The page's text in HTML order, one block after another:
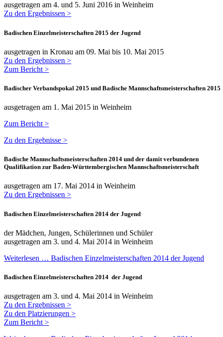
ausgetragen am 4. und 5. Juni 2016 in Weinheim
Zu den Ergebnissen >
Badischen Einzelmeisterschaften 2015 der Jugend
ausgetragen in Kronau am 09. Mai bis 10. Mai 2015
Zu den Ergebnissen >
Zum Bericht >
Badischer Verbandspokal 2015 und Badische Mannschaftsmeisterschaften 2015
ausgetragen am 1. Mai 2015 in Weinheim
Zum Bericht >
Zu den Ergebnisse >
Badische Mannschaftsmeisterschaften 2014 und der damit verbundenen
Qualifikation zur Baden-Württembergischen Mannschaftsmeisterschaft
ausgetragen am 17. Mai 2014 in Weinheim
Zu den Ergebnissen >
Badischen Einzelmeisterschaften 2014 der Jugend
der Mädchen, Jungen, Schülerinnen und Schüler
ausgetragen am 3. und 4. Mai 2014 in Weinheim
Weiterlesen … Badischen Einzelmeisterschaften 2014 der Jugend
Badischen Einzelmeisterschaften 2014 der Jugend
ausgetragen am 3. und 4. Mai 2014 in Weinheim
Zu den Ergebnissen >
Zu den Platzierungen >
Zum Bericht >